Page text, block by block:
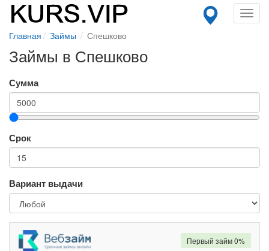
Главная Займы Спешково
Займы в Спешково
Сумма
Срок
Вариант выдачи
Первый займ 0%